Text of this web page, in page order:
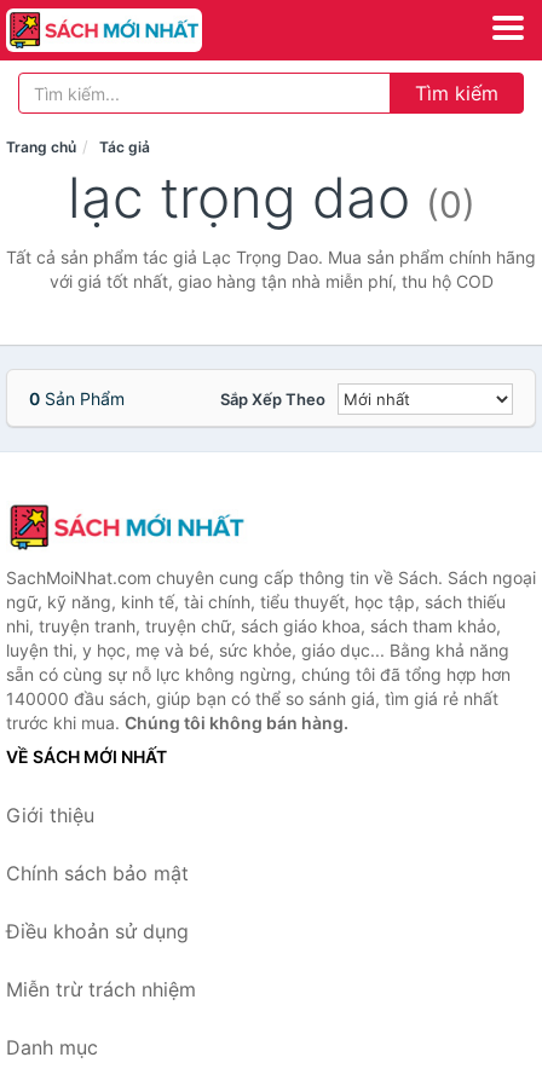
Tìm kiếm
Trang chủ Tác giả
lạc trọng dao (0)
Tất cả sản phẩm tác giả Lạc Trọng Dao. Mua sản phẩm chính hãng
với giá tốt nhất, giao hàng tận nhà miễn phí, thu hộ COD
0 Sản Phẩm Sắp Xếp Theo
SachMoiNhat.com chuyên cung cấp thông tin về Sách. Sách ngoại
ngữ, kỹ năng, kinh tế, tài chính, tiểu thuyết, học tập, sách thiếu
nhi, truyện tranh, truyện chữ, sách giáo khoa, sách tham khảo,
luyện thi, y học, mẹ và bé, sức khỏe, giáo dục... Bằng khả năng
sẵn có cùng sự nỗ lực không ngừng, chúng tôi đã tổng hợp hơn
140000 đầu sách, giúp bạn có thể so sánh giá, tìm giá rẻ nhất
trước khi mua. Chúng tôi không bán hàng.
VỀ SÁCH MỚI NHẤT
Giới thiệu
Chính sách bảo mật
Điều khoản sử dụng
Miễn trừ trách nhiệm
Danh mục